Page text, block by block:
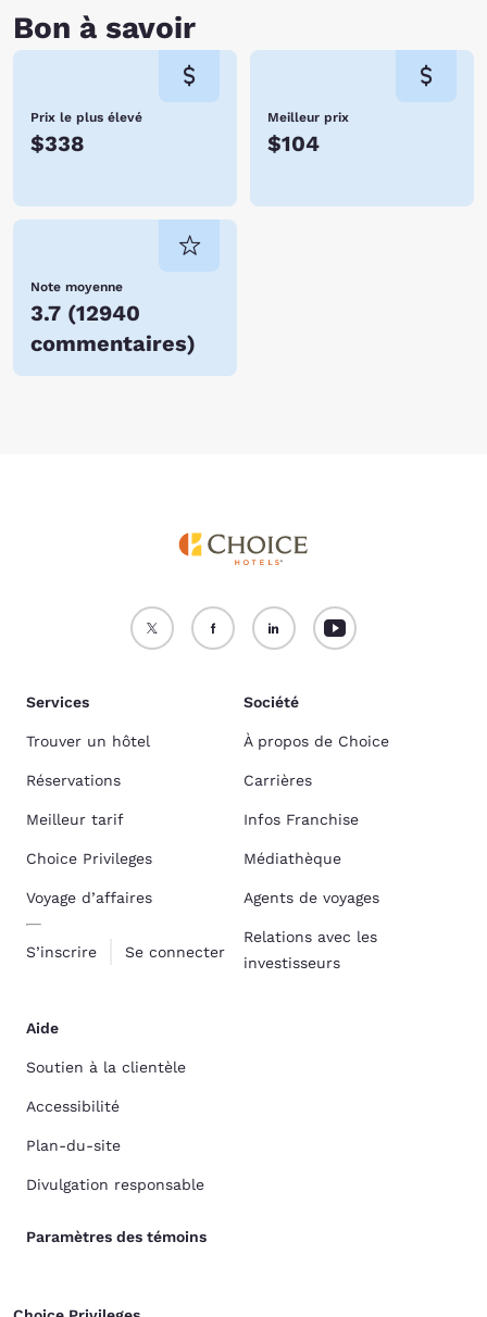
Bon à savoir
Prix le plus élevé
$338
Meilleur prix
$104
Note moyenne
3.7 (12940
commentaires)
Services
Trouver un hôtel
Réservations
Meilleur tarif
Choice Privileges
Voyage d’affaires
S’inscrire Se connecter
Société
À propos de Choice
Carrières
Infos Franchise
Médiathèque
Agents de voyages
Relations avec les
investisseurs
Aide
Soutien à la clientèle
Accessibilité
Plan-du-site
Divulgation responsable
Paramètres des témoins